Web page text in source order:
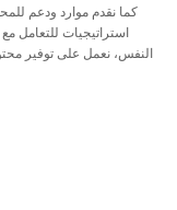
كما نقدم موارد ودعم
استراتيجيات للتعامل
النفس، نعمل على توفير